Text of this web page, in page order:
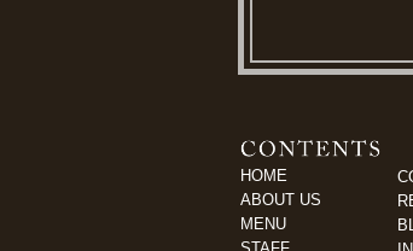
HOME
ABOUT US
MENU